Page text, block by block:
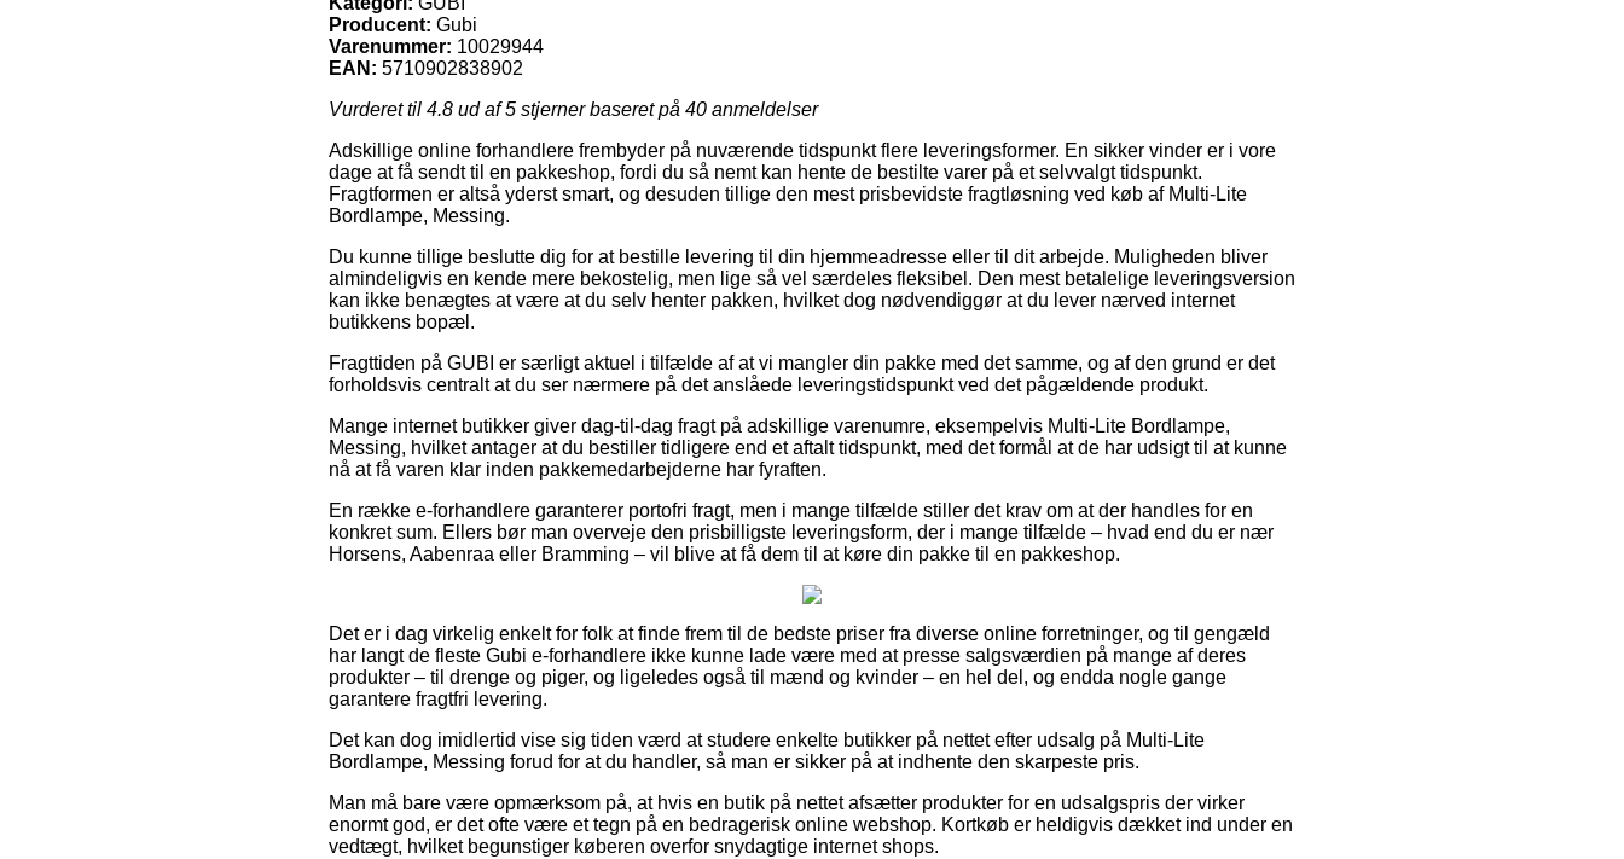
Producent: Gubi
Varenummer: 10029944
EAN: 5710902838902
Vurderet til 4.8 ud af 5 stjerner baseret på 40 anmeldelser
Adskillige online forhandlere frembyder på nuværende tidspunkt flere leveringsformer. En sikker vinder er i vore
dage at få sendt til en pakkeshop, fordi du så nemt kan hente de bestilte varer på et selvvalgt tidspunkt.
Fragtformen er altså yderst smart, og desuden tillige den mest prisbevidste fragtløsning ved køb af Multi-Lite
Bordlampe, Messing.
Du kunne tillige beslutte dig for at bestille levering til din hjemmeadresse eller til dit arbejde. Muligheden bliver
almindeligvis en kende mere bekostelig, men lige så vel særdeles fleksibel. Den mest betalelige leveringsversion
kan ikke benægtes at være at du selv henter pakken, hvilket dog nødvendiggør at du lever nærved internet
butikkens bopæl.
Fragttiden på GUBI er særligt aktuel i tilfælde af at vi mangler din pakke med det samme, og af den grund er det
forholdsvis centralt at du ser nærmere på det anslåede leveringstidspunkt ved det pågældende produkt.
Mange internet butikker giver dag-til-dag fragt på adskillige varenumre, eksempelvis Multi-Lite Bordlampe,
Messing, hvilket antager at du bestiller tidligere end et aftalt tidspunkt, med det formål at de har udsigt til at kunne
nå at få varen klar inden pakkemedarbejderne har fyraften.
En række e-forhandlere garanterer portofri fragt, men i mange tilfælde stiller det krav om at der handles for en
konkret sum. Ellers bør man overveje den prisbilligste leveringsform, der i mange tilfælde – hvad end du er nær
Horsens, Aabenraa eller Bramming – vil blive at få dem til at køre din pakke til en pakkeshop.
Det er i dag virkelig enkelt for folk at finde frem til de bedste priser fra diverse online forretninger, og til gengæld
har langt de fleste Gubi e-forhandlere ikke kunne lade være med at presse salgsværdien på mange af deres
produkter – til drenge og piger, og ligeledes også til mænd og kvinder – en hel del, og endda nogle gange
garantere fragtfri levering.
Det kan dog imidlertid vise sig tiden værd at studere enkelte butikker på nettet efter udsalg på Multi-Lite
Bordlampe, Messing forud for at du handler, så man er sikker på at indhente den skarpeste pris.
Man må bare være opmærksom på, at hvis en butik på nettet afsætter produkter for en udsalgspris der virker
enormt god, er det ofte være et tegn på en bedragerisk online webshop. Kortkøb er heldigvis dækket ind under en
vedtægt, hvilket begunstiger køberen overfor snydagtige internet shops.